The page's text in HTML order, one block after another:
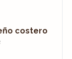
costero